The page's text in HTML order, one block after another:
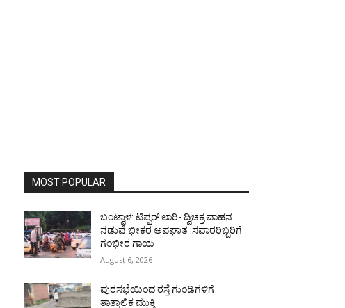
MOST POPULAR
ಬಂಟ್ವಾಳ: ಟಿಪ್ಪರ್ ಲಾರಿ- ದ್ವಿಚಕ್ರ ವಾಹನ
ನಡುವೆ ಭೀಕರ ಅಪಘಾತ :ಸವಾರರಿಬ್ಬರಿಗೆ
ಗಂಭೀರ ಗಾಯ
August 6, 2026
ಪುರಸಭೆಯಿಂದ ರಸ್ತೆ ಗುಂಡಿಗಳಿಗೆ
ತಾತ್ಕಾಲಿಕ ಮುಕ್ತಿ